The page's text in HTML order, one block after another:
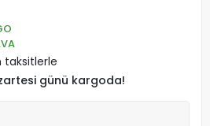
taksitlerle
günü kargoda!